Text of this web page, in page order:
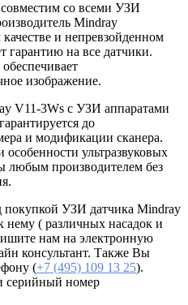
со всеми УЗИ
Mindray
и непревзойденном
гарантию на все датчики.
изображение.
V11-3Ws с УЗИ аппаратами
до
и модификации сканера.
ультразвуковых
любым производителем без
покупкой УЗИ датчика Mindray
нему ( различных насадок и
нам на электронную
консультант. Также Вы
(+7 (495) 109 13 25).
серийный номер